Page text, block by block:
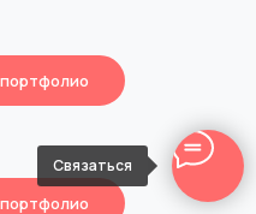
Связаться